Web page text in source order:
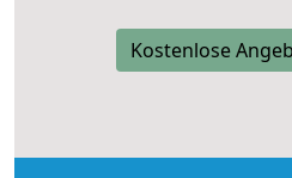
Kostenlose